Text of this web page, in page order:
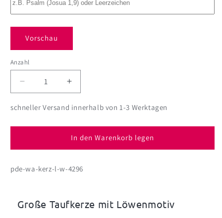
Vorschau
Anzahl
Anzahl
Verringere
die
Menge
Taufkerze
Löwe
Ihrer
Erhöhe
die
Menge
Taufkerze
mit
Löwe
Ihrer
schneller Versand innerhalb von 1-3 Werktagen
In den Warenkorb legen
pde-wa-kerz-l-w-4296
Große Taufkerze mit Löwenmotiv